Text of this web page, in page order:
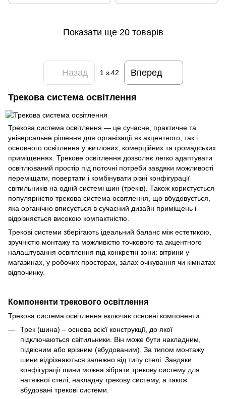
Показати ще 20 товарів
Назад 1з 42 Вперед
Трекова система освітлення
Трекова система освітлення — це сучасне, практичне та
універсальне рішення для організації як акцентного, так і
основного освітлення у житлових, комерційних та громадських
приміщеннях. Трекове освітлення дозволяє легко адаптувати
освітлюваний простір під поточні потреби завдяки можливості
переміщати, повертати і комбінувати різні конфігурації
світильників на одній системі шин (треків). Також користується
популярністю трекова система освітлення, що вбудовується,
яка органічно вписується в сучасний дизайн приміщень і
відрізняється високою компактністю.
Трекові системи зберігають ідеальний баланс між естетикою,
зручністю монтажу та можливістю точкового та акцентного
налаштування освітлення під конкретні зони: вітрини у
магазинах, у робочих просторах, залах очікування чи кімнатах
відпочинку.
Компоненти трекового освітлення
Трекова система освітлення включає основні компоненти:
Трек (шина) – основа всієї конструкції, до якої
підключаються світильники. Він може бути накладним,
підвісним або врізним (вбудованим). За типом монтажу
шини відрізняються залежно від типу стелі. Завдяки
конфігурації шини можна зібрати трекову систему для
натяжної стелі, накладну трекову систему, а також
вбудовані трекові системи.